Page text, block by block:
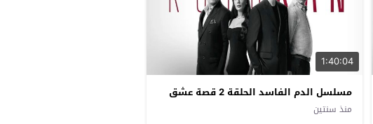
1:40:04
مسلسل الدم الفاسد الحلقة 2 قصة عشق
منذ سنتين